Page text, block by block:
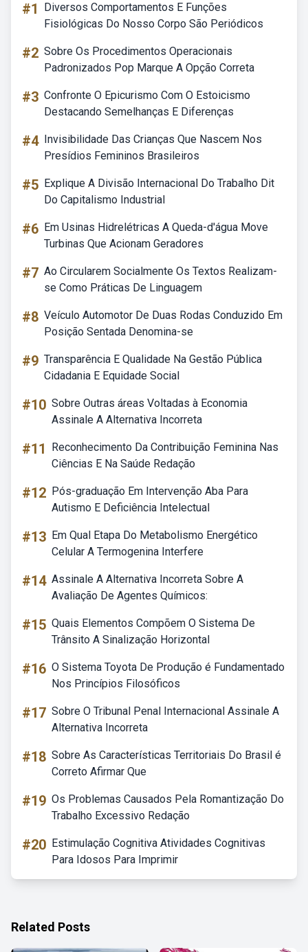
#1
Diversos Comportamentos E Funções
Fisiológicas Do Nosso Corpo São Periódicos
#2 Sobre Os Procedimentos Operacionais
Padronizados Pop Marque A Opção Correta
#3 Confronte O Epicurismo Com O Estoicismo
Destacando Semelhanças E Diferenças
#4 Invisibilidade Das Crianças Que Nascem Nos
Presídios Femininos Brasileiros
#5 Explique A Divisão Internacional Do Trabalho Dit
Do Capitalismo Industrial
#6 Em Usinas Hidrelétricas A Queda-d'água Move
Turbinas Que Acionam Geradores
#7 Ao Circularem Socialmente Os Textos Realizam-
se Como Práticas De Linguagem
#8 Veículo Automotor De Duas Rodas Conduzido Em
Posição Sentada Denomina-se
#9 Transparência E Qualidade Na Gestão Pública
Cidadania E Equidade Social
#10 Sobre Outras áreas Voltadas à Economia
Assinale A Alternativa Incorreta
#11
Reconhecimento Da Contribuição Feminina Nas
Ciências E Na Saúde Redação
#12 Pós-graduação Em Intervenção Aba Para
Autismo E Deficiência Intelectual
#13 Em Qual Etapa Do Metabolismo Energético
Celular A Termogenina Interfere
#14 Assinale A Alternativa Incorreta Sobre A
Avaliação De Agentes Químicos:
#15 Quais Elementos Compõem O Sistema De
Trânsito A Sinalização Horizontal
#16 O Sistema Toyota De Produção é Fundamentado
Nos Princípios Filosóficos
#17 Sobre O Tribunal Penal Internacional Assinale A
Alternativa Incorreta
#18 Sobre As Características Territoriais Do Brasil é
Correto Afirmar Que
#19 Os Problemas Causados Pela Romantização Do
Trabalho Excessivo Redação
#20 Estimulação Cognitiva Atividades Cognitivas
Para Idosos Para Imprimir
Related Posts